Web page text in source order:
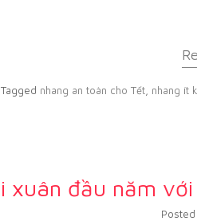
Tagged nhang an toàn cho Tết, nhang ít
xuân đầu năm